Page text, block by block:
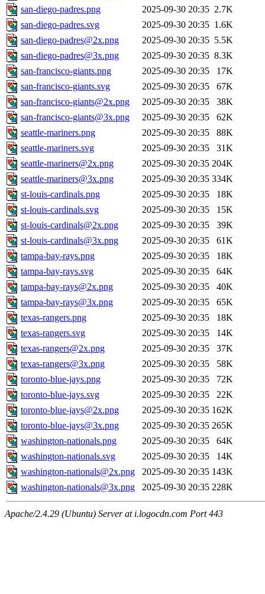
san-diego-padres.png
2025-09-30 20:35 2.7K
san-diego-padres.svg
2025-09-30 20:35 1.6K
san-diego-padres@2x.png
2025-09-30 20:35 5.5K
san-diego-padres@3x.png
2025-09-30 20:35 8.3K
san-francisco-giants.png
2025-09-30 20:35
17K
san-francisco-giants.svg
2025-09-30 20:35
67K
san-francisco-giants@2x.png
2025-09-30 20:35
38K
san-francisco-giants@3x.png
2025-09-30 20:35
62K
seattle-mariners.png
2025-09-30 20:35
88K
seattle-mariners.svg
2025-09-30 20:35
31K
seattle-mariners@2x.png
2025-09-30 20:35 204K
seattle-mariners@3x.png
2025-09-30 20:35 334K
st-louis-cardinals.png
2025-09-30 20:35
18K
st-louis-cardinals.svg
2025-09-30 20:35
15K
st-louis-cardinals@2x.png
2025-09-30 20:35
39K
st-louis-cardinals@3x.png
2025-09-30 20:35
61K
tampa-bay-rays.png
2025-09-30 20:35
18K
tampa-bay-rays.svg
2025-09-30 20:35
64K
tampa-bay-rays@2x.png
2025-09-30 20:35
40K
tampa-bay-rays@3x.png
2025-09-30 20:35
65K
texas-rangers.png
2025-09-30 20:35
18K
texas-rangers.svg
2025-09-30 20:35
14K
texas-rangers@2x.png
2025-09-30 20:35
37K
texas-rangers@3x.png
2025-09-30 20:35
58K
toronto-blue-jays.png
2025-09-30 20:35
72K
toronto-blue-jays.svg
2025-09-30 20:35
22K
toronto-blue-jays@2x.png
2025-09-30 20:35 162K
toronto-blue-jays@3x.png
2025-09-30 20:35 265K
washington-nationals.png
2025-09-30 20:35
64K
washington-nationals.svg
2025-09-30 20:35
14K
washington-nationals@2x.png
2025-09-30 20:35 143K
washington-nationals@3x.png
2025-09-30 20:35 228K
Apache/2.4.29 (Ubuntu) Server at i.logocdn.com Port 443